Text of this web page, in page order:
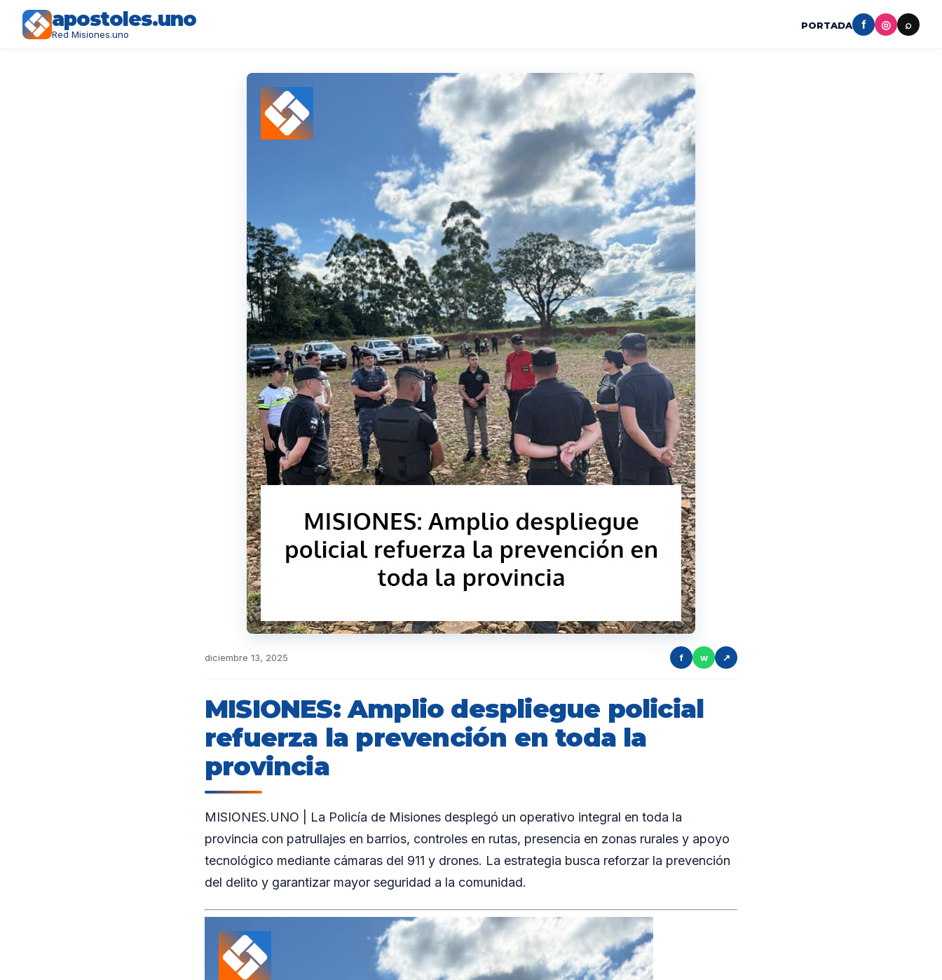
apostoles.uno
Red Misiones.uno
PORTADA f ◎ ⌕
diciembre 13, 2025 f w ↗
MISIONES: Amplio despliegue policial
refuerza la prevención en toda la
provincia
MISIONES.UNO | La Policía de Misiones desplegó un operativo integral en toda la
provincia con patrullajes en barrios, controles en rutas, presencia en zonas rurales y apoyo
tecnológico mediante cámaras del 911 y drones. La estrategia busca reforzar la prevención
del delito y garantizar mayor seguridad a la comunidad.